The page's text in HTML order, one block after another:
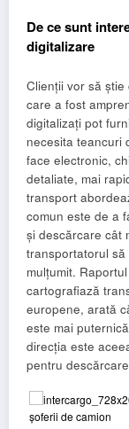
De ce sunt
digitalizare
Clienții vor să
care a fost
digitalizați pot
necesita teancuri
face electronic,
detaliate, mai
transport
comun este de a
și descărcare cât
transportatorul
mulțumit.
cartografiază
europene, arată
este mai
direcția este
pentru